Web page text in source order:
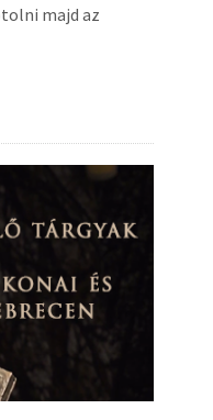
majd az